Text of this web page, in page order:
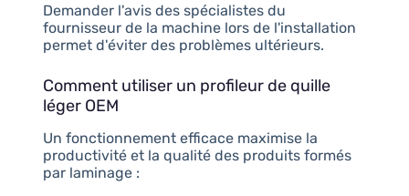
Demander l'avis des spécialistes du
fournisseur de la machine lors de l'installation
permet d'éviter des problèmes ultérieurs.
Comment utiliser un profileur de quille
léger OEM
Un fonctionnement efficace maximise la
productivité et la qualité des produits formés
par laminage :